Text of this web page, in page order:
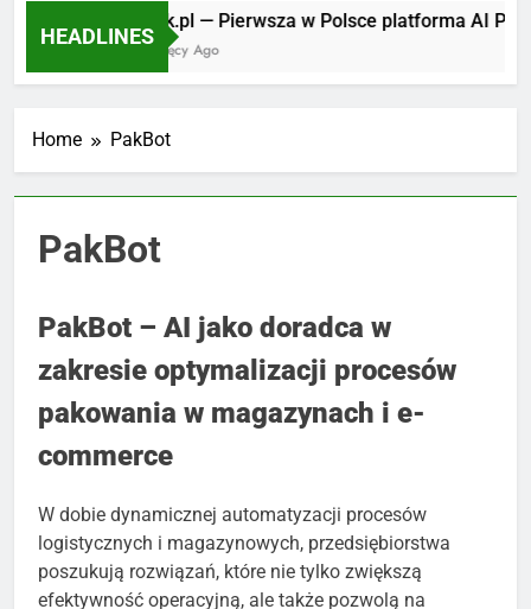
HEADLINES
AIPack.pl — Pierwsza w Polsce platforma AI Pack
10 Miesięcy Ago
Home PakBot
PakBot
PakBot – AI jako doradca w
zakresie optymalizacji procesów
pakowania w magazynach i e-
commerce
W dobie dynamicznej automatyzacji procesów
logistycznych i magazynowych, przedsiębiorstwa
poszukują rozwiązań, które nie tylko zwiększą
efektywność operacyjną, ale także pozwolą na